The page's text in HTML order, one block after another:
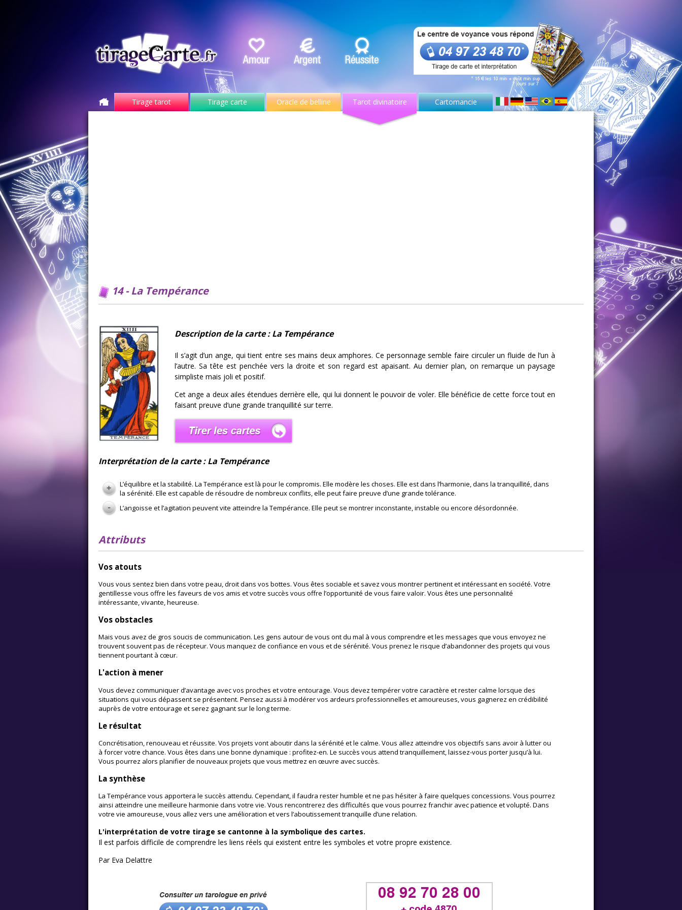
Tirage tarot Tirage carte Oracle de belline Tarot divinatoire Cartomancie
14 - La Tempérance
Description de la carte : La Tempérance
Il s’agit d’un ange, qui tient entre ses mains deux amphores. Ce personnage semble faire circuler un fluide de l’un à
l’autre. Sa tête est penchée vers la droite et son regard est apaisant. Au dernier plan, on remarque un paysage
simpliste mais joli et positif.
Cet ange a deux ailes étendues derrière elle, qui lui donnent le pouvoir de voler. Elle bénéficie de cette force tout en
faisant preuve d’une grande tranquillité sur terre.
Interprétation de la carte : La Tempérance
L’équilibre et la stabilité. La Tempérance est là pour le compromis. Elle modère les choses. Elle est dans l’harmonie, dans la tranquillité, dans
la sérénité. Elle est capable de résoudre de nombreux conflits, elle peut faire preuve d’une grande tolérance.
L’angoisse et l’agitation peuvent vite atteindre la Tempérance. Elle peut se montrer inconstante, instable ou encore désordonnée.
Attributs
Vos atouts
Vous vous sentez bien dans votre peau, droit dans vos bottes. Vous êtes sociable et savez vous montrer pertinent et intéressant en société. Votre
gentillesse vous offre les faveurs de vos amis et votre succès vous offre l’opportunité de vous faire valoir. Vous êtes une personnalité
intéressante, vivante, heureuse.
Vos obstacles
Mais vous avez de gros soucis de communication. Les gens autour de vous ont du mal à vous comprendre et les messages que vous envoyez ne
trouvent souvent pas de récepteur. Vous manquez de confiance en vous et de sérénité. Vous prenez le risque d’abandonner des projets qui vous
tiennent pourtant à cœur.
L'action à mener
Vous devez communiquer d’avantage avec vos proches et votre entourage. Vous devez tempérer votre caractère et rester calme lorsque des
situations qui vous dépassent se présentent. Pensez aussi à modérer vos ardeurs professionnelles et amoureuses, vous gagnerez en crédibilité
auprès de votre entourage et serez gagnant sur le long terme.
Le résultat
Concrétisation, renouveau et réussite. Vos projets vont aboutir dans la sérénité et le calme. Vous allez atteindre vos objectifs sans avoir à lutter ou
à forcer votre chance. Vous êtes dans une bonne dynamique : profitez-en. Le succès vous attend tranquillement, laissez-vous porter jusqu’à lui.
Vous pourrez alors planifier de nouveaux projets que vous mettrez en œuvre avec succès.
La synthèse
La Tempérance vous apportera le succès attendu. Cependant, il faudra rester humble et ne pas hésiter à faire quelques concessions. Vous pourrez
ainsi atteindre une meilleure harmonie dans votre vie. Vous rencontrerez des difficultés que vous pourrez franchir avec patience et volupté. Dans
votre vie amoureuse, vous allez vers une amélioration et vers l’aboutissement tranquille d’une relation.
L'interprétation de votre tirage se cantonne à la symbolique des cartes.
Il est parfois difficile de comprendre les liens réels qui existent entre les symboles et votre propre existence.
Par Eva Delattre